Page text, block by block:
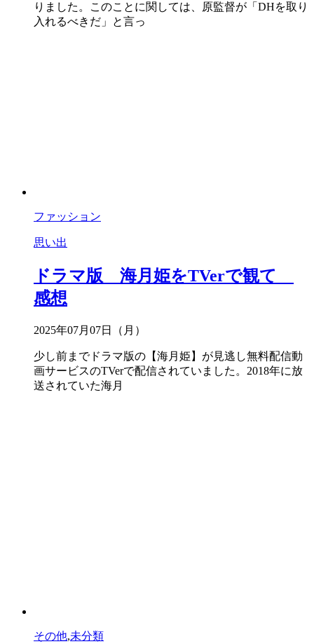
りました。このことに関しては、原監督が「DHを取り
入れるべきだ」と言っ
ファッション
思い出
ドラマ版 海月姫をTVerで観て
感想
2025年07月07日（月）
少し前までドラマ版の【海月姫】が見逃し無料配信動
画サービスのTVerで配信されていました。2018年に放
送されていた海月
その他,未分類